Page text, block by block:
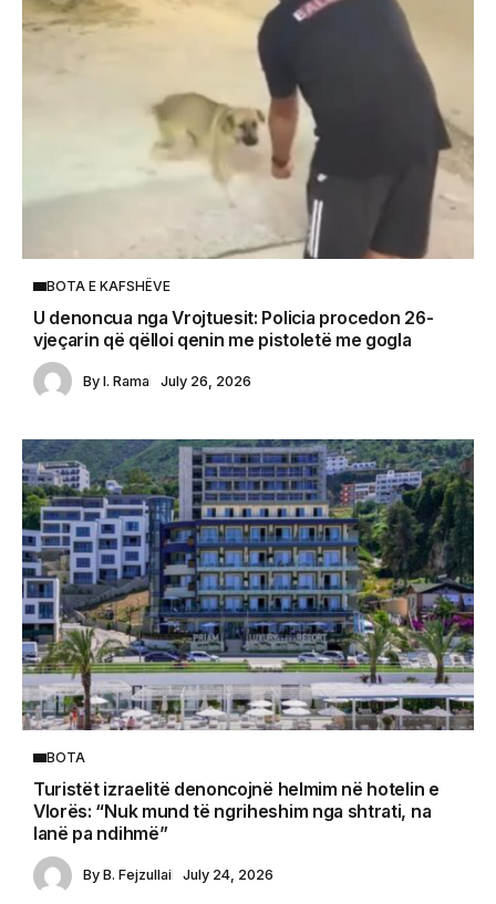
BOTA E KAFSHËVE
U denoncua nga Vrojtuesit: Policia procedon 26-
vjeçarin që qëlloi qenin me pistoletë me gogla
By I. Rama July 26, 2026
BOTA
Turistët izraelitë denoncojnë helmim në hotelin e
Vlorës: “Nuk mund të ngriheshim nga shtrati, na
lanë pa ndihmë”
By B. Fejzullai July 24, 2026